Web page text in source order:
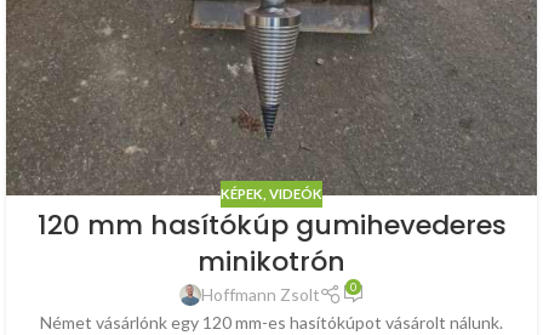
KÉPEK, VIDEÓK
120 mm hasítókúp gumihevederes
minikotrón
Hoffmann Zsolt 0
Német vásárlónk egy 120 mm-es hasítókúpot vásárolt nálunk.